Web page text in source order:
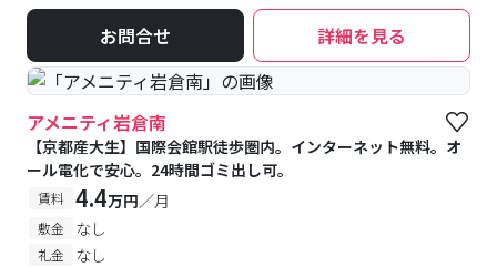
お問合せ 詳細を見る
アメニティ岩倉南
【京都産大生】国際会館駅徒歩圏内。インターネット無料。オ
ール電化で安心。24時間ゴミ出し可。
賃料 4.4万円／月
敷金 なし
礼金
なし